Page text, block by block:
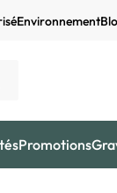
Environnement
Promotions